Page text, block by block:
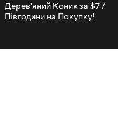
Дерев'яний Коник за $7 /
Півгодини на Покупку!